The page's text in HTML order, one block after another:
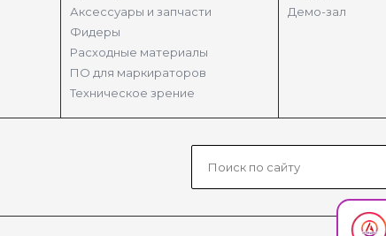
Аксессуары и запчасти
Фидеры
Расходные материалы
ПО для маркираторов
Техническое зрение
Демо-зал